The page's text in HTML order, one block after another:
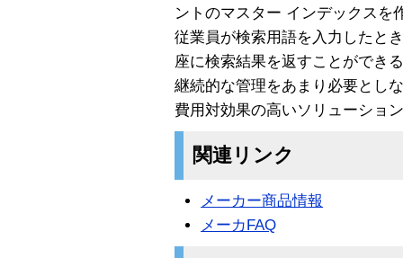
ントのマスター インデックスを
従業員が検索用語を入力したと
座に検索結果を返すことができ
継続的な管理をあまり必要とし
費用対効果の高いソリューショ
関連リンク
メーカー商品情報
メーカFAQ